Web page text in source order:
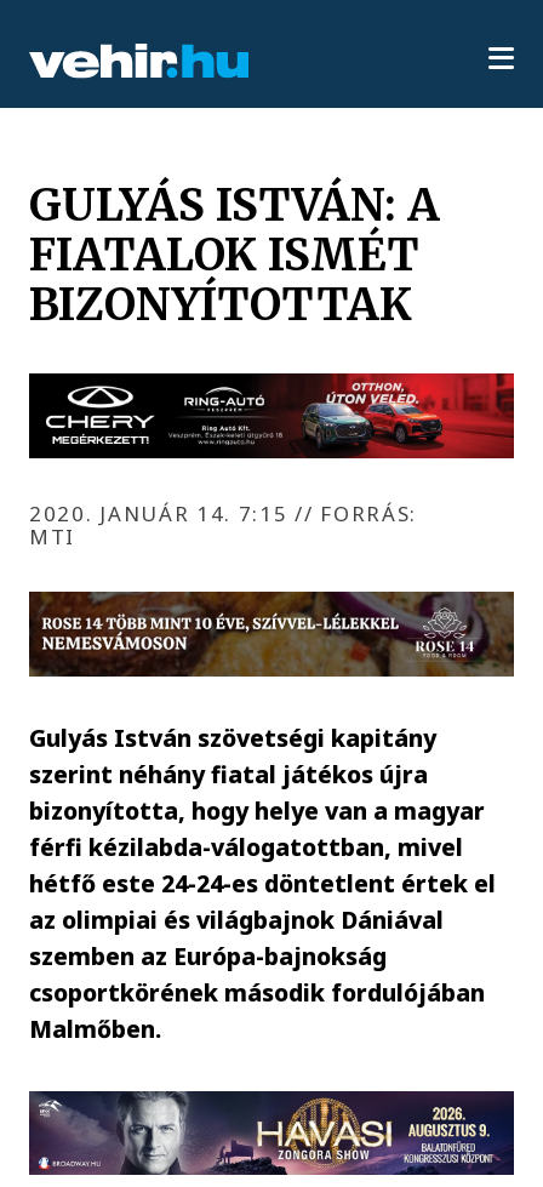
GULYÁS ISTVÁN: A
FIATALOK ISMÉT
BIZONYÍTOTTAK
2020. JANUÁR 14. 7:15// FORRÁS:
MTI
Gulyás István szövetségi kapitány
szerint néhány fiatal játékos újra
bizonyította, hogy helye van a magyar
férfi kézilabda-válogatottban, mivel
hétfő este 24-24-es döntetlent értek el
az olimpiai és világbajnok Dániával
szemben az Európa-bajnokság
csoportkörének második fordulójában
Malmőben.